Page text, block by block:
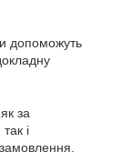
допоможуть
за
і